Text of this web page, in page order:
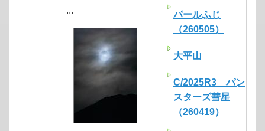
...
パールふじ
（260505）
大平山
C/2025R3 パン
スターズ彗星
（260419）